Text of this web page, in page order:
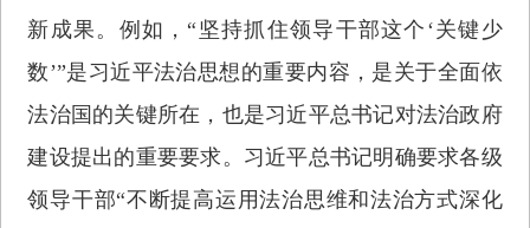
新成果。例如，“坚持抓住领导干部这个‘关键少
数’”是习近平法治思想的重要内容，是关于全面依
法治国的关键所在，也是习近平总书记对法治政府
建设提出的重要要求。习近平总书记明确要求各级
领导干部“不断提高运用法治思维和法治方式深化